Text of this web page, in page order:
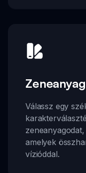
Válassz egy
amelyek
vízióddal.